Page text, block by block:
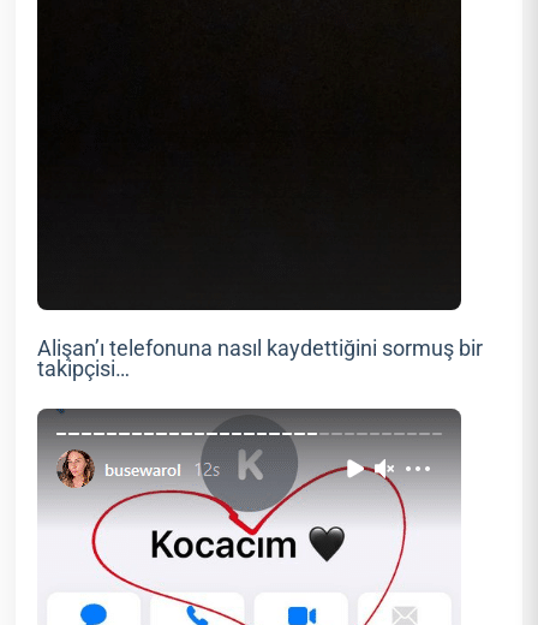
Alişan’ı telefonuna nasıl kaydettiğini sormuş bir
takipçisi…